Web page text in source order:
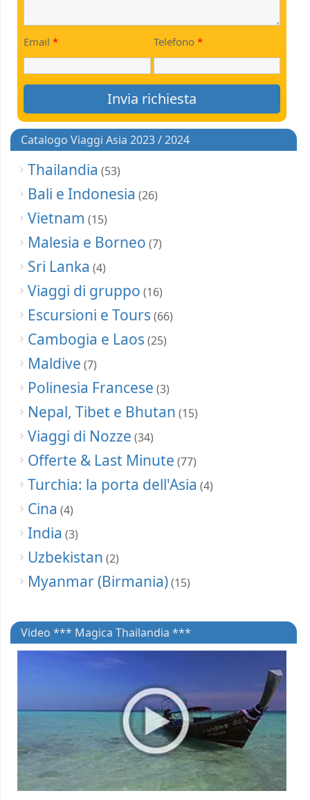
Email * Telefono *
Catalogo Viaggi Asia 2023 / 2024
Thailandia (53)
Bali e Indonesia (26)
Vietnam (15)
Malesia e Borneo (7)
Sri Lanka (4)
Viaggi di gruppo (16)
Escursioni e Tours (66)
Cambogia e Laos (25)
Maldive (7)
Polinesia Francese (3)
Nepal, Tibet e Bhutan (15)
Viaggi di Nozze (34)
Offerte & Last Minute (77)
Turchia: la porta dell'Asia (4)
Cina (4)
India (3)
Uzbekistan (2)
Myanmar (Birmania)(15)
Video *** Magica Thailandia ***